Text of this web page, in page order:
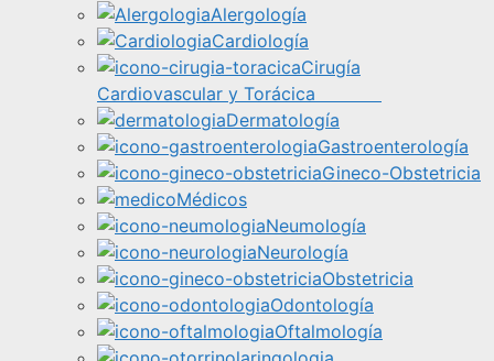
Alergología
Cardiología
Cirugía
Cardiovascular y Torácica
Dermatología
Gastroenterología
Gineco-Obstetricia
Médicos
Neumología
Neurología
Obstetricia
Odontología
Oftalmología